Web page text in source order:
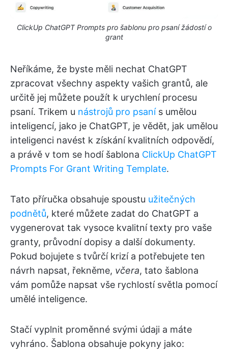
ClickUp ChatGPT Prompts pro šablonu pro psaní žádostí o
grant
Neříkáme, že byste měli nechat ChatGPT
zpracovat všechny aspekty vašich grantů, ale
určitě jej můžete použít k urychlení procesu
psaní. Trikem u nástrojů pro psanís umělou
inteligencí, jako je ChatGPT, je vědět, jak umělou
inteligenci navést k získání kvalitních odpovědí,
a právě v tom se hodí šablona ClickUp ChatGPT
Prompts For Grant Writing Template.
Tato příručka obsahuje spoustu užitečných
podnětů, které můžete zadat do ChatGPT a
vygenerovat tak vysoce kvalitní texty pro vaše
granty, průvodní dopisy a další dokumenty.
Pokud bojujete s tvůrčí krizí a potřebujete ten
návrh napsat, řekněme, včera, tato šablona
vám pomůže napsat vše rychlostí světla pomocí
umělé inteligence.
Stačí vyplnit proměnné svými údaji a máte
vyhráno. Šablona obsahuje pokyny jako: